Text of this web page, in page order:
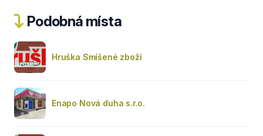
Podobná místa
Hruška Smíšené zboží
Enapo Nová duha s.r.o.